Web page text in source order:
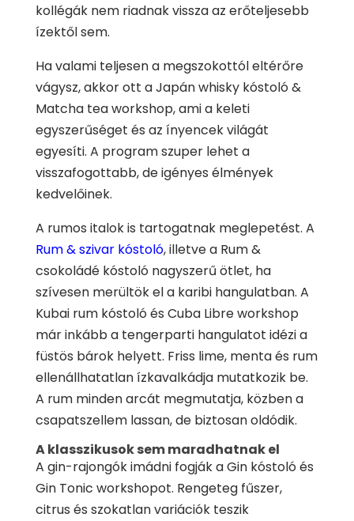
kollégák nem riadnak vissza az erőteljesebb
ízektől sem.
Ha valami teljesen a megszokottól eltérőre
vágysz, akkor ott a Japán whisky kóstoló &
Matcha tea workshop, ami a keleti
egyszerűséget és az ínyencek világát
egyesíti. A program szuper lehet a
visszafogottabb, de igényes élmények
kedvelőinek.
A rumos italok is tartogatnak meglepetést. A
Rum & szivar kóstoló, illetve a Rum &
csokoládé kóstoló nagyszerű ötlet, ha
szívesen merültök el a karibi hangulatban. A
Kubai rum kóstoló és Cuba Libre workshop
már inkább a tengerparti hangulatot idézi a
füstös bárok helyett. Friss lime, menta és rum
ellenállhatatlan ízkavalkádja mutatkozik be.
A rum minden arcát megmutatja, közben a
csapatszellem lassan, de biztosan oldódik.
A klasszikusok sem maradhatnak el
A gin-rajongók imádni fogják a Gin kóstoló és
Gin Tonic workshopot. Rengeteg fűszer,
citrus és szokatlan variációk teszik